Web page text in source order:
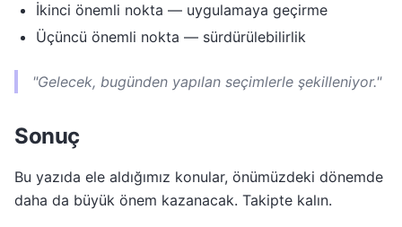
İkinci önemli nokta — uygulamaya geçirme
Üçüncü önemli nokta — sürdürülebilirlik
"Gelecek, bugünden yapılan seçimlerle şekilleniyor."
Sonuç
Bu yazıda ele aldığımız konular, önümüzdeki dönemde
daha da büyük önem kazanacak. Takipte kalın.